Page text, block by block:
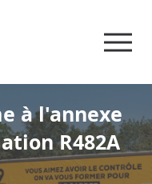
à l'annexe
R482A